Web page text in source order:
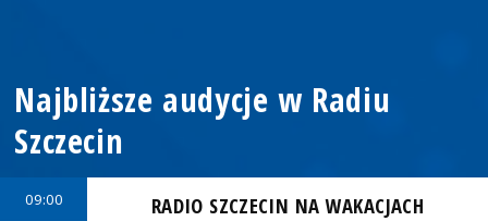
Najbliższe audycje w Radiu
Szczecin
09:00 RADIO SZCZECIN NA WAKACJACH